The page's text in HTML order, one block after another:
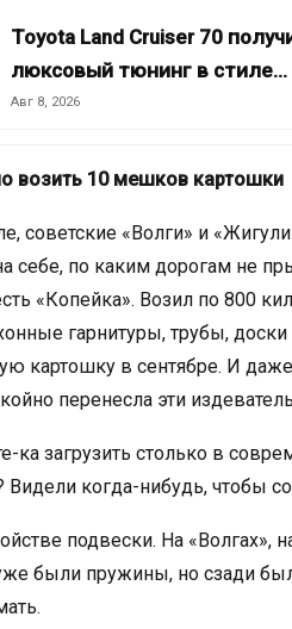
Toyota Land Cruiser 70
люксовый тюнинг в стиле…
Авг 8, 2026
возить 10 мешков картошки
советские «Волги» и
себе, по каким дорогам не
«Копейка». Возил по 800
гарнитуры, трубы,
картошку в сентябре. И даже
перенесла эти
ка загрузить столько в
Видели когда-нибудь, чтобы
подвески. На «Волгах»,
были пружины, но сзади